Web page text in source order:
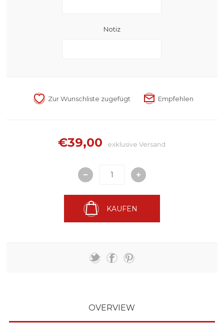
Notiz
€39,00 exklusiveVersand
KAUFEN
OVERVIEW